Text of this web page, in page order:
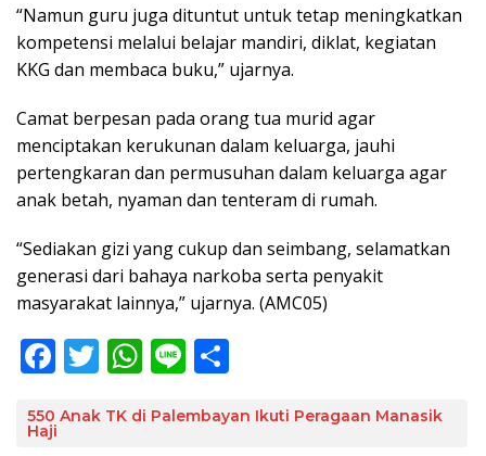
“Namun guru juga dituntut untuk tetap meningkatkan
kompetensi melalui belajar mandiri, diklat, kegiatan
KKG dan membaca buku,” ujarnya.
Camat berpesan pada orang tua murid agar
menciptakan kerukunan dalam keluarga, jauhi
pertengkaran dan permusuhan dalam keluarga agar
anak betah, nyaman dan tenteram di rumah.
“Sediakan gizi yang cukup dan seimbang, selamatkan
generasi dari bahaya narkoba serta penyakit
masyarakat lainnya,” ujarnya. (AMC05)
F
ac
e
T
w
itt
W
h
at
Li
n
e ar
550 Anak TK di Palembayan Ikuti Peragaan Manasik
Haji